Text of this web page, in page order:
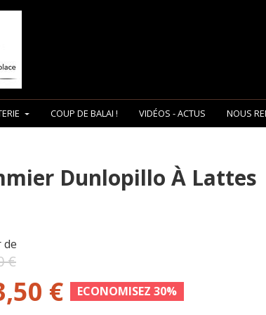
COUP DE BALAI ! VIDÉOS - ACTUS NOUS
Dunlopillo À Lattes
de
€
€ ECONOMISEZ 30%